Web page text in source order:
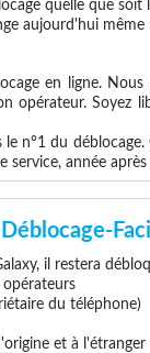
quelle que
aujourd'hui
en ligne.
opérateur. Soyez
n°1 du
année après
il restera
du téléphone)
et à l'étranger